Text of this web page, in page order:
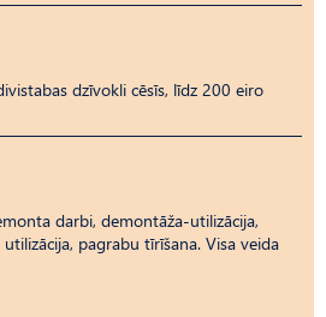
dzīvokli cēsīs, līdz 200 eiro
darbi, demontāža-utilizācija,
pagrabu tīrīšana. Visa veida